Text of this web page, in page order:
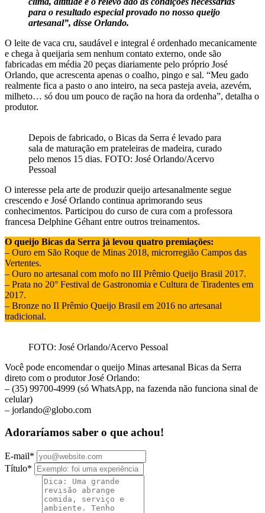
para o resultado especial provado no nosso queijo
artesanal”, disse Orlando.
O leite de vaca cru, saudável e integral é ordenhado mecanicamente
e chega à queijaria sem nenhum contato externo, onde são
fabricadas em média 20 peças diariamente pelo próprio José
Orlando, que acrescenta apenas o coalho, pingo e sal. “Meu gado
realmente fica a pasto o ano inteiro, na seca pasteja aveia, azevém,
milheto… só dou um pouco de ração na hora da ordenha”, detalha o
produtor.
Depois de fabricado, o Bicas da Serra é levado para
sala de maturação em prateleiras de madeira, curado
pelo menos 15 dias. FOTO: José Orlando/Acervo
Pessoal
O interesse pela arte de produzir queijo artesanalmente segue
crescendo e José Orlando continua aprimorando seus
conhecimentos. Participou do curso de cura com a professora
francesa Delphine Géhant entre outros treinamentos.
O queijo Bicas da Serra já levou quatro premiações:
– Ouro em São Roque de Minas 2018, microrregião Campos das
Vertentes.
– Ouro no artesanal com mofo no III Prêmio Queijo Brasil 2017.
– Prata no 20° Festival de Gastronomia e Cultura de Tiradentes em
2017.
– Bronze no II Prêmio Queijo Brasil em 2016 no artesanal
tradicional.
FOTO: José Orlando/Acervo Pessoal
Você pode encomendar o queijo Minas artesanal Bicas da Serra
direto com o produtor José Orlando:
– (35) 99700-4999 (só WhatsApp, na fazenda não funciona sinal de
celular)
– jorlando@globo.com
Adoraríamos saber o que achou!
E-mail*
Título*